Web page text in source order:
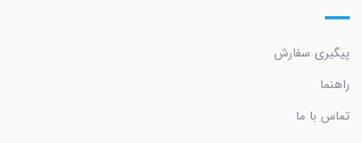
پیگیری سفارش
راهنما
تماس با ما